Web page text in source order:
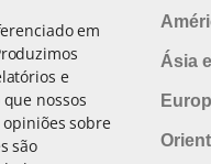
em
e
nossos
sobre
são
Ásia